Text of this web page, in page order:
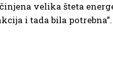
velika šteta
i tada bila potrebna”.